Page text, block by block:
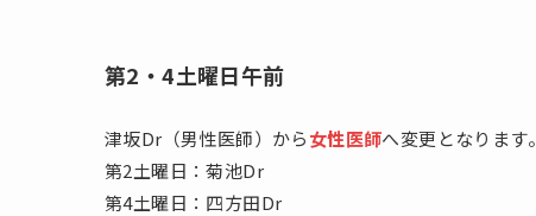
第2・4土曜日午前
津坂Dr（男性医師）から女性医師へ変更となります。
第2土曜日：菊池Dr
第4土曜日：四方田Dr